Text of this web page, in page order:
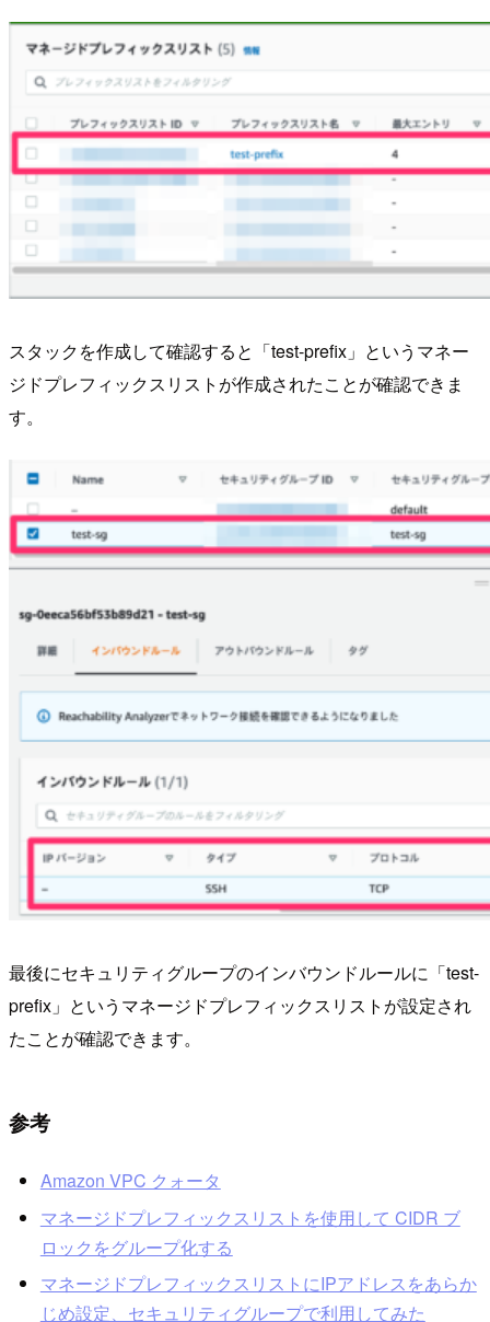
スタックを作成して確認すると「test-prefix」というマネー
ジドプレフィックスリストが作成されたことが確認できま
す。
最後にセキュリティグループのインバウンドルールに「test-
prefix」というマネージドプレフィックスリストが設定され
たことが確認できます。
参考
Amazon VPC クォータ
マネージドプレフィックスリストを使用して CIDR ブ
ロックをグループ化する
マネージドプレフィックスリストにIPアドレスをあらか
じめ設定、セキュリティグループで利用してみた